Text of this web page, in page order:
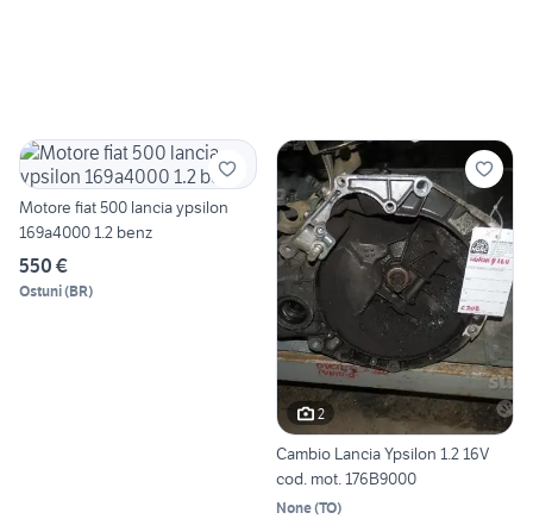
Motore fiat 500 lancia ypsilon
169a4000 1.2 benz
550 €
Ostuni(BR)
2
Cambio Lancia Ypsilon 1.2 16V
cod. mot. 176B9000
None(TO)